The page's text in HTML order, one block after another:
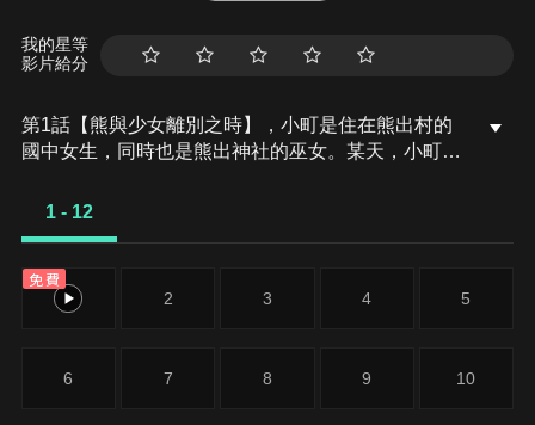
我的星等
影片給分
第1話【熊與少女離別之時】，小町是住在熊出村的
國中女生，同時也是熊出神社的巫女。某天，小町對
津，便出題考驗小町是否有能力能應付險惡的都
1 - 12
免費
1 2 3 4 5
6 7 8 9 10